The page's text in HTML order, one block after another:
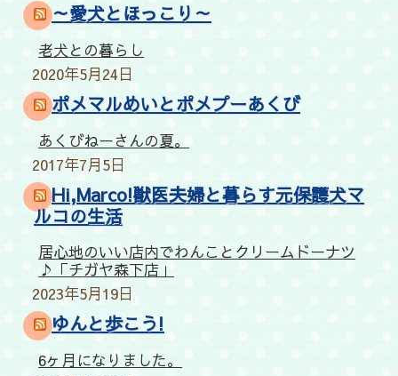
～愛犬とほっこり～
老犬との暮らし
2020年5月24日
ポメマルめいとポメプーあくび
あくびねーさんの夏。
2017年7月5日
Hi,Marco!獣医夫婦と暮らす元保護犬マ
ルコの生活
居心地のいい店内でわんことクリームドーナツ
♪「チガヤ森下店」
2023年5月19日
ゆんと歩こう!
6ヶ月になりました。